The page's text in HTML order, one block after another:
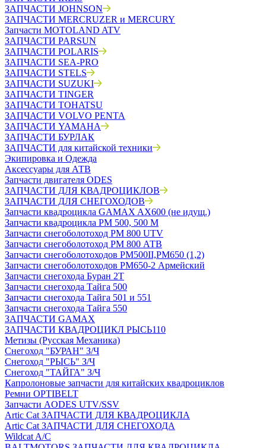
ЗАПЧАСТИ JOHNSON
ЗАПЧАСТИ MERCRUZER и MERCURY
Запчасти MOTOLAND ATV
ЗАПЧАСТИ PARSUN
ЗАПЧАСТИ POLARIS
ЗАПЧАСТИ SEA-PRO
ЗАПЧАСТИ STELS
ЗАПЧАСТИ SUZUKI
ЗАПЧАСТИ TINGER
ЗАПЧАСТИ TOHATSU
ЗАПЧАСТИ VOLVO PENTA
ЗАПЧАСТИ YAMAHA
ЗАПЧАСТИ БУРЛАК
ЗАПЧАСТИ для китайской техники
Экипировка и Одежда
Аксессуары для АТВ
Запчасти двигателя ODES
ЗАПЧАСТИ ДЛЯ КВАДРОЦИКЛОВ
ЗАПЧАСТИ ДЛЯ СНЕГОХОДОВ
Запчасти квадроцикла GAMAX AX600 (не идущ.)
Запчасти квадроцикла РМ 500, 500 М
Запчасти снегоболотоход РМ 800 UTV
Запчасти снегоболотоход РМ 800 АТВ
Запчасти снегоболотоходов РМ500II,РМ650 (1,2)
Запчасти снегоболотоходов РМ650-2 Армейский
Запчасти снегохода Буран 2Т
Запчасти снегохода Тайга 500
Запчасти снегохода Тайга 501 и 551
Запчасти снегохода Тайга 550
ЗАПЧАСТИ GAMAX
ЗАПЧАСТИ КВАДРОЦИКЛ РЫСЬ110
Метизы (Русская Механика)
Снегоход "БУРАН" З/Ч
Снегоход "РЫСЬ" З/Ч
Снегоход "ТАЙГА" З/Ч
Капролоновые запчасти для китайских квадроциклов
Ремни OPTIBELT
Запчасти AODES UTV/SSV
Artic Cat ЗАПЧАСТИ ДЛЯ КВАДРОЦИКЛА
Artic Cat ЗАПЧАСТИ ДЛЯ СНЕГОХОДА
Wildcat A/C